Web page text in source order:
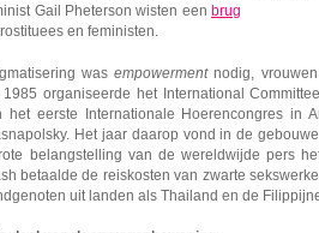
Gail Pheterson wisten een brug
en feministen.
wasempowermentnodig, vrouwen
organiseerde het International
het eerste Internationale Hoerencongres in
Het jaar daarop vond in de
belangstelling van de wereldwijde pers
betaalde de reiskosten van zwarte
uit landen als Thailand en de